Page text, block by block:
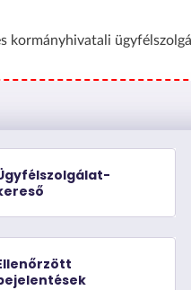
kormányhivatali